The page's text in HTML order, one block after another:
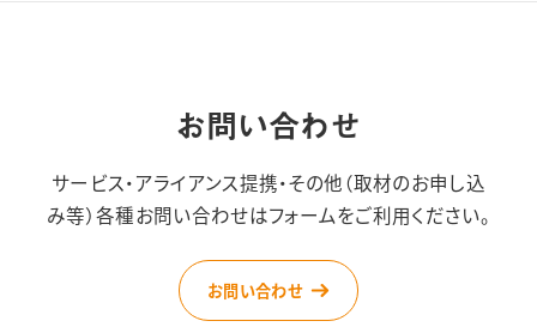
お問い合わせ
サービス・アライアンス提携・その他（取材のお申し込
み等）各種お問い合わせはフォームをご利用ください。
お問い合わせ